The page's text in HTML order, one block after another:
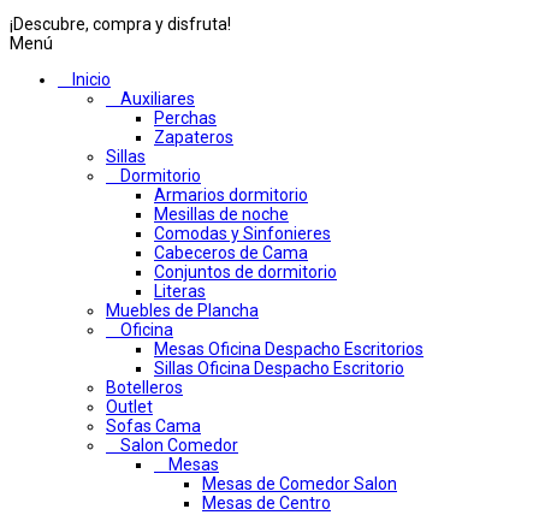
¡Descubre, compra y disfruta!
Menú
Inicio
Auxiliares
Perchas
Zapateros
Sillas
Dormitorio
Armarios dormitorio
Mesillas de noche
Comodas y Sinfonieres
Cabeceros de Cama
Conjuntos de dormitorio
Literas
Muebles de Plancha
Oficina
Mesas Oficina Despacho Escritorios
Sillas Oficina Despacho Escritorio
Botelleros
Outlet
Sofas Cama
Salon Comedor
Mesas
Mesas de Comedor Salon
Mesas de Centro